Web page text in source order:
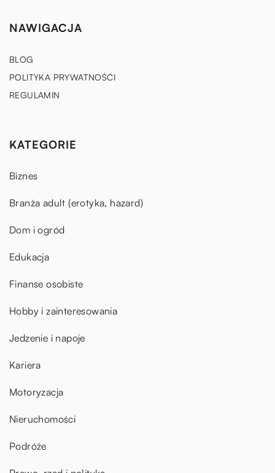
NAWIGACJA
BLOG
POLITYKA PRYWATNOŚCI
REGULAMIN
KATEGORIE
Biznes
Branża adult (erotyka, hazard)
Dom i ogród
Edukacja
Finanse osobiste
Hobby i zainteresowania
Jedzenie i napoje
Kariera
Motoryzacja
Nieruchomości
Podróże